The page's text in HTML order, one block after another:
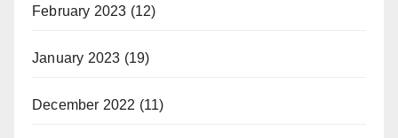
February 2023 (12)
January 2023 (19)
December 2022 (11)